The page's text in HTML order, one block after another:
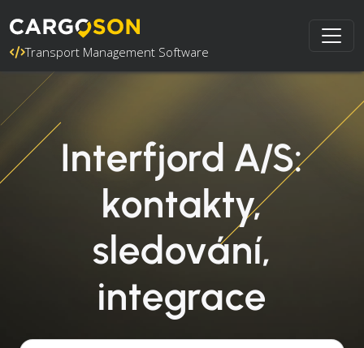
Transport Management Software
Interfjord A/S:
kontakty,
sledování,
integrace